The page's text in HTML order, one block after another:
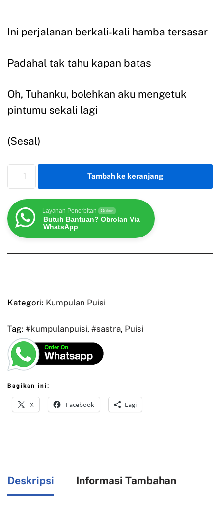
Ini perjalanan berkali-kali hamba tersasar
Padahal tak tahu kapan batas
Oh, Tuhanku, bolehkan aku mengetuk
pintumu sekali lagi
(Sesal)
Tambah ke keranjang
Layanan Penerbitan Online
Butuh Bantuan? Obrolan Via
WhatsApp
Kategori: Kumpulan Puisi
Tag: #kumpulanpuisi, #sastra, Puisi
Bagikan ini:
X Facebook Lagi
Deskripsi Informasi Tambahan